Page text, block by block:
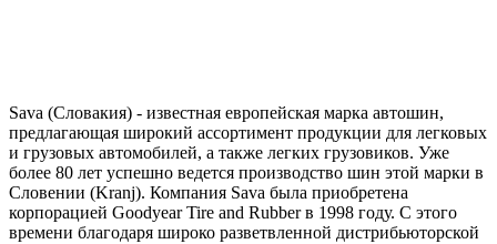
Sava (Словакия) - известная европейская марка автошин,
предлагающая широкий ассортимент продукции для легковых
и грузовых автомобилей, а также легких грузовиков. Уже
более 80 лет успешно ведется производство шин этой марки в
Словении (Kranj). Компания Sava была приобретена
корпорацией Goodyear Tire and Rubber в 1998 году. С этого
времени благодаря широко разветвленной дистрибьюторской